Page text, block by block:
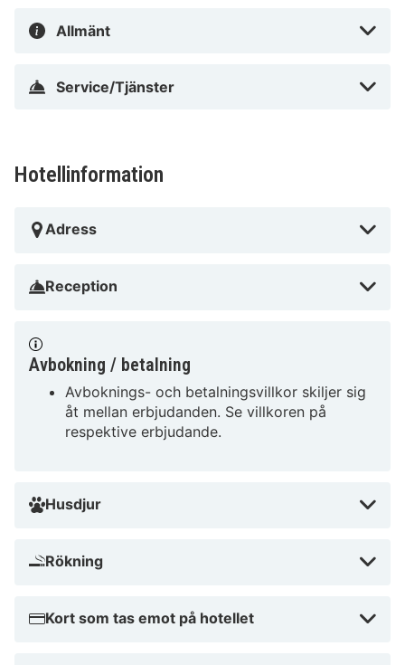
I Hannover (Bothfeld-Vahrenheide)
Allmänt
Service/Tjänster
Hotellinformation
Adress
Reception
Avbokning / betalning
Avboknings- och betalningsvillkor skiljer sig
åt mellan erbjudanden. Se villkoren på
respektive erbjudande.
Husdjur
Rökning
Kort som tas emot på hotellet